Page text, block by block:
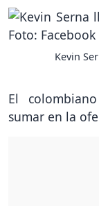
Kevin
El
sumar en la